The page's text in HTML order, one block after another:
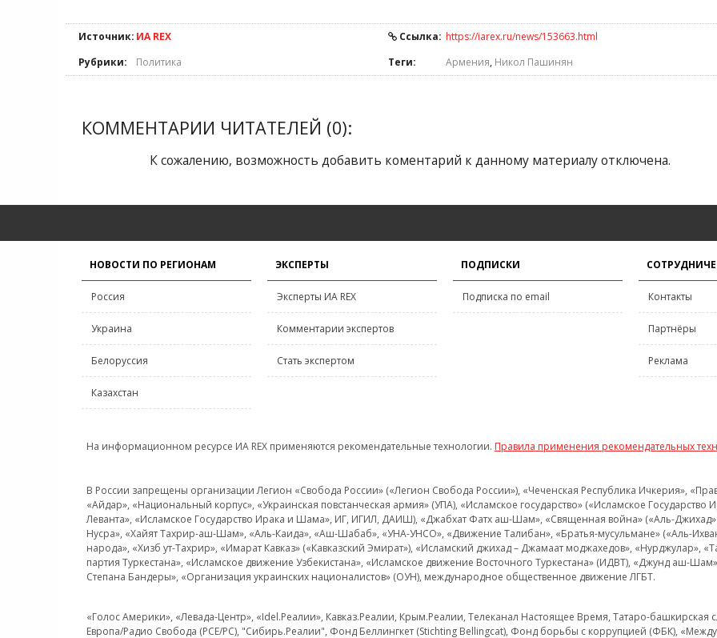
Источник: ИА REX Ссылка: https://iarex.ru/news/153663.html
Рубрики:
Политика Теги: Армения, Никол Пашинян
КОММЕНТАРИИ ЧИТАТЕЛЕЙ (0):
К сожалению, возможность добавить коментарий к данному материалу отключена.
НОВОСТИ ПО РЕГИОНАМ
Россия
Украина
Белоруссия
Казахстан
ЭКСПЕРТЫ
Эксперты ИА REX
Комментарии экспертов
Стать экспертом
ПОДПИСКИ
Подписка по email Контакты
Партнёры
Реклама
На информационном ресурсе ИА REX применяются рекомендательные технологии. Правила применения рекомендательных
В России запрещены организации Легион «Свобода России» («Легион Свобода России»), «Чеченская Республика Ичкерия»,
«Айдар», «Национальный корпус», «Украинская повстанческая армия» (УПА), «Исламское государство» («Исламское
Леванта», «Исламское Государство Ирака и Шама», ИГ, ИГИЛ, ДАИШ), «Джабхат Фатх аш-Шам», «Священная война» («Аль-Джихад»
Нусра», «Хайят Тахрир-аш-Шам», «Аль-Каида», «Аш-Шабаб», «УНА-УНСО», «Движение Талибан», «Братья-мусульмане» («Аль-
народа», «Хизб ут-Тахрир», «Имарат Кавказ» («Кавказский Эмират»), «Исламский джихад – Джамаат моджахедов», «Нурджулар»,
партия Туркестана», «Исламское движение Узбекистана», «Исламское движение Восточного Туркестана» (ИДВТ), «Джунд аш-
Степана Бандеры», «Организация украинских националистов» (ОУН), международное общественное движение ЛГБТ.
«Голос Америки», «Левада-Центр», «Idel.Реалии», Кавказ.Реалии, Крым.Реалии, Телеканал Настоящее Время, Татаро-
Европа/Радио Свобода (PCE/PC), "Сибирь.Реалии", Фонд Беллингкет (Stichting Bellingcat), Фонд борьбы с коррупцией (ФБК),